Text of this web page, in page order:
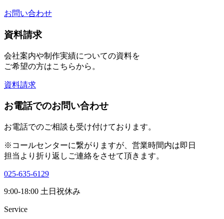
お問い合わせ
資料請求
会社案内や制作実績についての資料を
ご希望の方はこちらから。
資料請求
お電話でのお問い合わせ
お電話でのご相談も受け付けております。
※コールセンターに繋がりますが、営業時間内は即日
担当より折り返しご連絡をさせて頂きます。
025-635-6129
9:00-18:00 土日祝休み
Service